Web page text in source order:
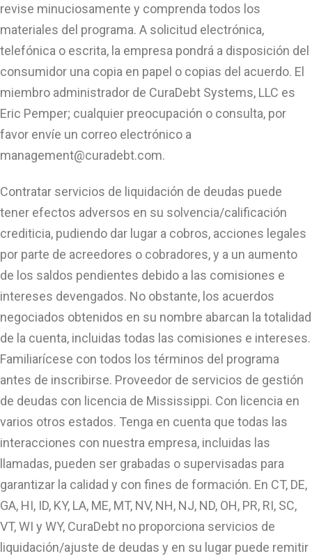
revise minuciosamente y comprenda todos los
materiales del programa. A solicitud electrónica,
telefónica o escrita, la empresa pondrá a disposición del
consumidor una copia en papel o copias del acuerdo. El
miembro administrador de CuraDebt Systems, LLC es
Eric Pemper; cualquier preocupación o consulta, por
favor envíe un correo electrónico a
management@curadebt.com.
Contratar servicios de liquidación de deudas puede
tener efectos adversos en su solvencia/calificación
crediticia, pudiendo dar lugar a cobros, acciones legales
por parte de acreedores o cobradores, y a un aumento
de los saldos pendientes debido a las comisiones e
intereses devengados. No obstante, los acuerdos
negociados obtenidos en su nombre abarcan la totalidad
de la cuenta, incluidas todas las comisiones e intereses.
Familiarícese con todos los términos del programa
antes de inscribirse. Proveedor de servicios de gestión
de deudas con licencia de Mississippi. Con licencia en
varios otros estados. Tenga en cuenta que todas las
interacciones con nuestra empresa, incluidas las
llamadas, pueden ser grabadas o supervisadas para
garantizar la calidad y con fines de formación. En CT, DE,
GA, HI, ID, KY, LA, ME, MT, NV, NH, NJ, ND, OH, PR, RI, SC,
VT, WI y WY, CuraDebt no proporciona servicios de
liquidación/ajuste de deudas y en su lugar puede remitir